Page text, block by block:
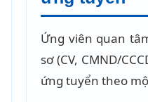
Ứng viên quan
sơ (CV, CMND/
ứng tuyển theo